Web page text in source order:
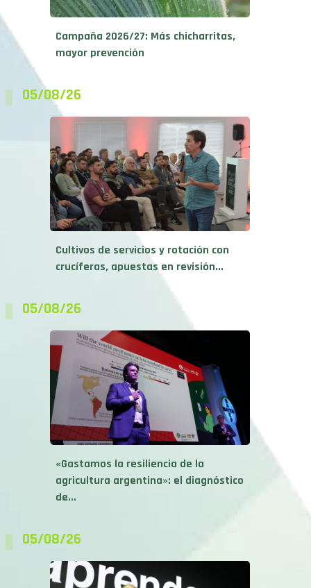
Campaña 2026/27: Más chicharritas,
mayor prevención
05/08/26
Cultivos de servicios y rotación con
crucíferas, apuestas en revisión...
05/08/26
«Gastamos la resiliencia de la
agricultura argentina»: el diagnóstico
de...
05/08/26